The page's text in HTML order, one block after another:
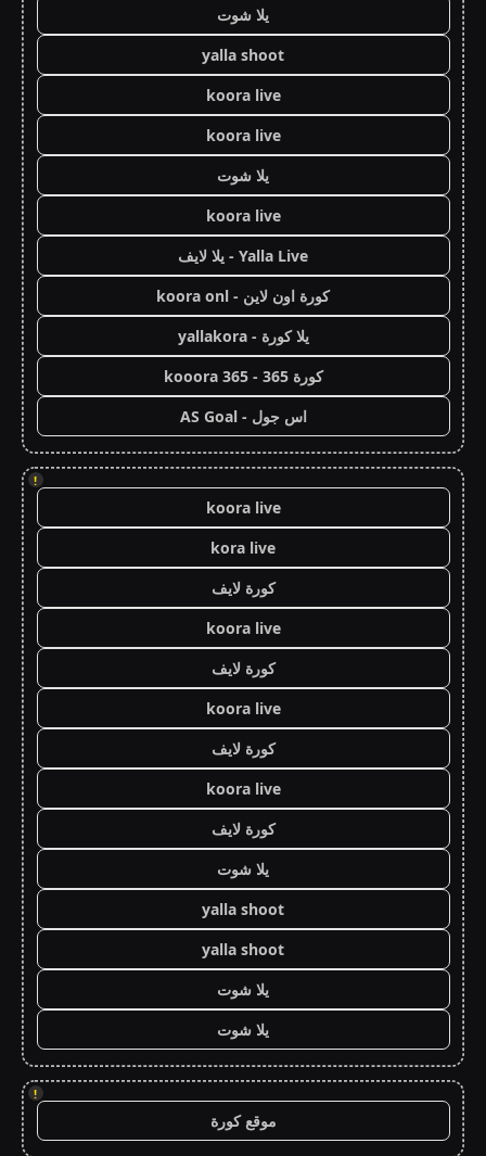
يلا شوت
yalla shoot
koora live
koora live
يلا شوت
koora live
Yalla Live - يلا لايف
كورة اون لاين - koora onl
يلا كورة - yallakora
كورة 365 - kooora 365
اس جول - AS Goal
!
koora live
kora live
كورة لايف
koora live
كورة لايف
koora live
كورة لايف
koora live
كورة لايف
يلا شوت
yalla shoot
yalla shoot
يلا شوت
يلا شوت
!
موقع كورة